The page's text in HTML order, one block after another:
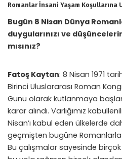
Romanlar İnsani Yaşam Koşullarına
Bugün 8 Nisan Dünya
duygularınızı ve
mısınız?
Fatoş Kaytan: 8 Nisan 1971
Birinci Uluslararası Roman
Günü olarak kutlanmaya
karar alındı. Varlığımız
Nisan’ı kabul eden ülkelerde
geçmişten bugüne Romanlarla
Bu çalışmalar sayesinde